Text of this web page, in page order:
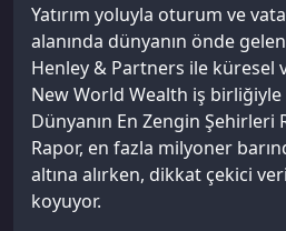
Yatırım yoluyla oturum ve
alanında dünyanın önde
Henley & Partners ile
New World Wealth iş birliğiyle
Dünyanın En Zengin Şehirleri
Rapor, en fazla milyoner
altına alırken, dikkat çekici
koyuyor.